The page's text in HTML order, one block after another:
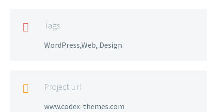
 Tags
WordPress,Web, Design
 Project url
www.codex-themes.com